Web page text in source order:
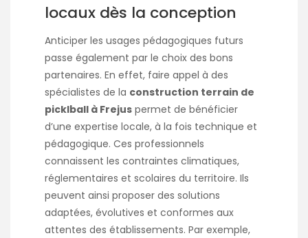
locaux dès la conception
Anticiper les usages pédagogiques futurs
passe également par le choix des bons
partenaires. En effet, faire appel à des
spécialistes de la construction terrain de
picklball à Frejus permet de bénéficier
d’une expertise locale, à la fois technique et
pédagogique. Ces professionnels
connaissent les contraintes climatiques,
réglementaires et scolaires du territoire. Ils
peuvent ainsi proposer des solutions
adaptées, évolutives et conformes aux
attentes des établissements. Par exemple,